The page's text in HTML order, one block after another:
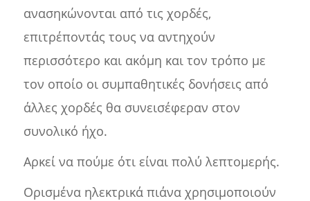
ανασηκώνονται από τις χορδές,
επιτρέποντάς τους να αντηχούν
περισσότερο και ακόμη και τον τρόπο με
τον οποίο οι συμπαθητικές δονήσεις από
άλλες χορδές θα συνεισέφεραν στον
συνολικό ήχο.
Αρκεί να πούμε ότι είναι πολύ λεπτομερής.
Ορισμένα ηλεκτρικά πιάνα χρησιμοποιούν